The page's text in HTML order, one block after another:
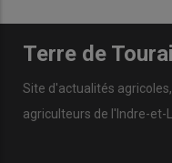
Terre de
Site d'actualités
agriculteurs de l'Indre-et-